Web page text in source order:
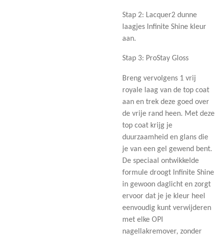
Stap 2: Lacquer2 dunne
laagjes Infinite Shine kleur
aan.
Stap 3: ProStay Gloss
Breng vervolgens 1 vrij
royale laag van de top coat
aan en trek deze goed over
de vrije rand heen. Met deze
top coat krijg je
duurzaamheid en glans die
je van een gel gewend bent.
De speciaal ontwikkelde
formule droogt Infinite Shine
in gewoon daglicht en zorgt
ervoor dat je je kleur heel
eenvoudig kunt verwijderen
met elke OPI
nagellakremover, zonder